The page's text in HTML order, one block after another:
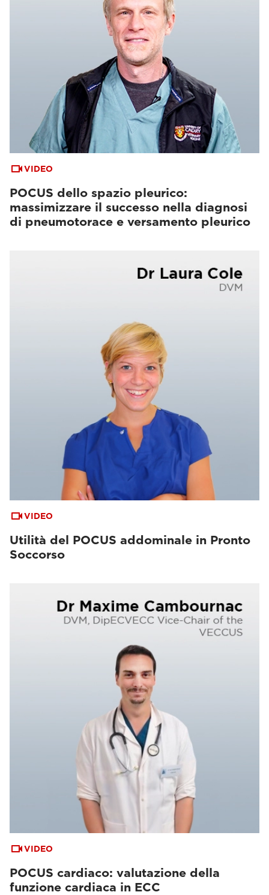
VIDEO
POCUS dello spazio pleurico:
massimizzare il successo nella diagnosi
di pneumotorace e versamento pleurico
VIDEO
Utilità del POCUS addominale in Pronto
Soccorso
VIDEO
POCUS cardiaco: valutazione della
funzione cardiaca in ECC